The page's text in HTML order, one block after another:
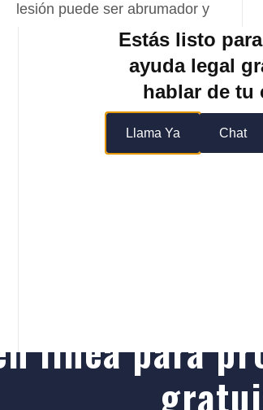
lesión puede ser abrumador y
90%
laboral del condado de
hoy al(888)
línea para
Estás listo
ayuda legal
hablar de tu
Llama Ya Chat